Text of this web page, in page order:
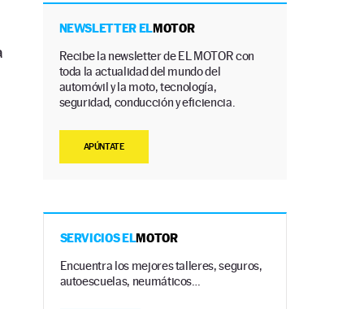
NEWSLETTER ELMOTOR
Recibe la newsletter de EL MOTOR con
toda la actualidad del mundo del
automóvil y la moto, tecnología,
seguridad, conducción y eficiencia.
APÚNTATE
SERVICIOS ELMOTOR
Encuentra los mejores talleres, seguros,
autoescuelas, neumáticos…